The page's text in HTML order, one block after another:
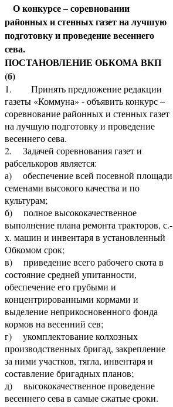
О конкурсе – соревновании
районных и стенных газет на лучшую
подготовку и проведение весеннего
сева.
ПОСТАНОВЛЕНИЕ ОБКОМА ВКП
(б)
1. Принять предложение редакции
газеты «Коммуна» - объявить конкурс –
соревнование районных и стенных газет
на лучшую подготовку и проведение
весеннего сева.
2. Задачей соревнования газет и
рабселькоров является:
а) обеспечение всей посевной площади
семенами высокого качества и по
культурам;
б) полное высококачественное
выполнение плана ремонта тракторов, с.-
х. машин и инвентаря в установленный
Обкомом срок;
в) приведение всего рабочего скота в
состояние средней упитанности,
обеспечение его грубыми и
концентрированными кормами и
выделение неприкосновенного фонда
кормов на весенний сев;
г) укомплектование колхозных
производственных бригад, закрепление
за ними участков, тягла, инвентаря и
составление бригадных планов;
д) высококачественное проведение
весеннего сева в самые сжатые сроки.